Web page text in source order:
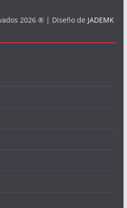
2026 ® | Diseño de JADEMK